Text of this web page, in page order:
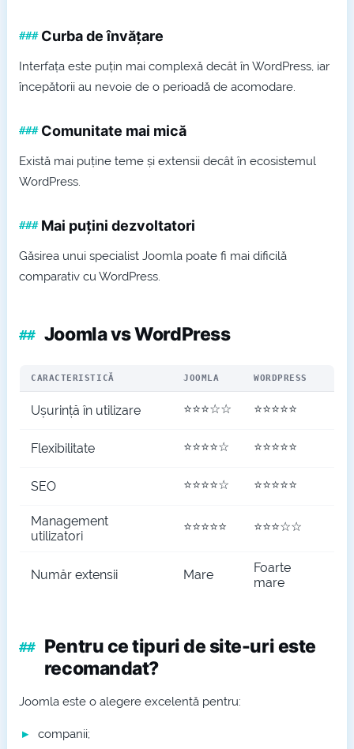
Curba de învățare
Interfața este puțin mai complexă decât în WordPress, iar
începătorii au nevoie de o perioadă de acomodare.
Comunitate mai mică
Există mai puține teme și extensii decât în ecosistemul
WordPress.
Mai puțini dezvoltatori
Găsirea unui specialist Joomla poate fi mai dificilă
comparativ cu WordPress.
Joomla vs WordPress
CARACTERISTICĂ JOOMLA WORDPRESS
Ușurință în utilizare ⭐⭐⭐☆☆ ⭐⭐⭐⭐⭐
Flexibilitate ⭐⭐⭐⭐☆ ⭐⭐⭐⭐⭐
SEO ⭐⭐⭐⭐☆ ⭐⭐⭐⭐⭐
Management
utilizatori
⭐⭐⭐⭐⭐ ⭐⭐⭐☆☆
Număr extensii Mare
Foarte
mare
Pentru ce tipuri de site-uri este
recomandat?
Joomla este o alegere excelentă pentru:
companii;